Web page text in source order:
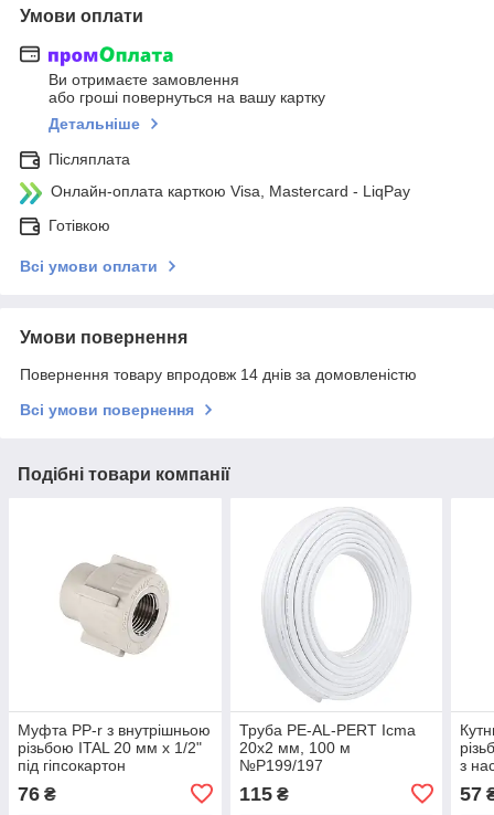
Умови оплати
Ви отримаєте замовлення
або гроші повернуться на вашу картку
Детальніше
Післяплата
Онлайн-оплата карткою Visa, Mastercard - LiqPay
Готівкою
Всі умови оплати
Умови повернення
Повернення товару впродовж 14 днів за домовленістю
Всі умови повернення
Подібні товари компанії
Муфта PP-r з внутрішньою
різьбою ITAL 20 мм х 1/2"
під гіпсокартон
76 ₴
Труба PE-AL-PERT Icma
20х2 мм, 100 м
№P199/197
115₴
з
57